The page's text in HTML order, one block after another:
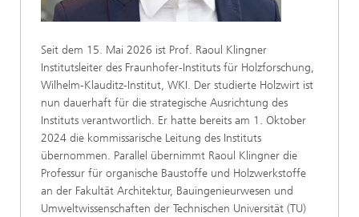
Seit dem 15. Mai 2026 ist Prof. Raoul Klingner
Institutsleiter des Fraunhofer-Instituts für Holzforschung,
Wilhelm-Klauditz-Institut, WKI. Der studierte Holzwirt ist
nun dauerhaft für die strategische Ausrichtung des
Instituts verantwortlich. Er hatte bereits am 1. Oktober
2024 die kommissarische Leitung des Instituts
übernommen. Parallel übernimmt Raoul Klingner die
Professur für organische Baustoffe und Holzwerkstoffe
an der Fakultät Architektur, Bauingenieurwesen und
Umweltwissenschaften der Technischen Universität (TU)